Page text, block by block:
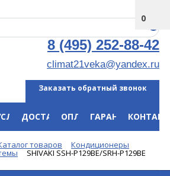
0
8 (495) 252-88-42
climat21veka@yandex.ru
Заказать обратный звонок
ДОСТАВКАОПЛАТАГАРАНТИЯ
товаров Кондиционеры
SHIVAKI SSH-P129BE/SRH-P129BE